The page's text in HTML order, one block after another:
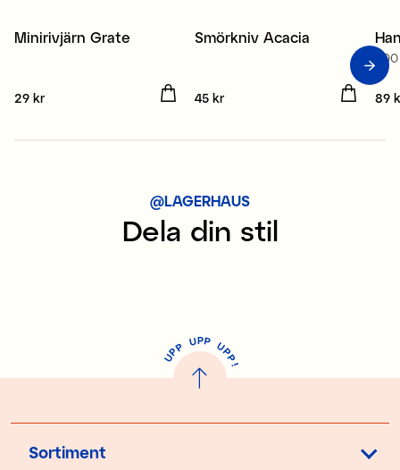
Minirivjärn Grate
Pris:
29 kr
Smörkniv Acacia
Pris:
45 kr Pris
89
@LAGERHAUS
Dela din stil
U
P
P UPP UP
P
!
Sortiment